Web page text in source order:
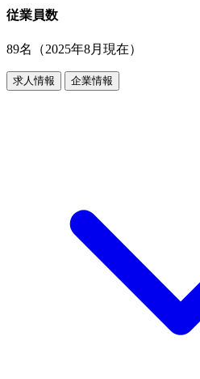
従業員数
89名（2025年8月現在）
求人情報 企業情報